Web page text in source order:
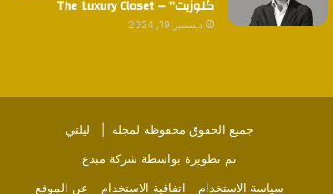
كلوزيت” – The Luxury Closet
ديسمبر 19, 2024
جميع الحقوق محفوظة لمجلة | ليلتي
تم تطويرة بواسطة شركة مبدع
سياسة الاستخدام
اتفاقية الاستخدام عن الموقع